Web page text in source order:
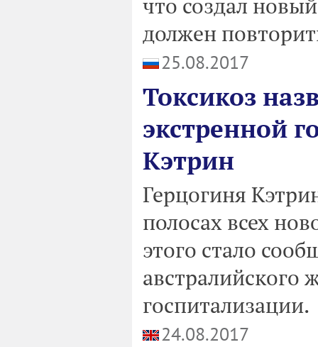
должен
25.08.2017
Токсикоз
экстренной
Кэтрин
Герцогиня
полосах всех
этого стало
австралийского
госпитализации.
24.08.2017